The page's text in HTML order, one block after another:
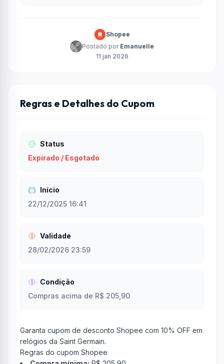
Shopee
Postado por Emanuelle
11 jan 2026
Regras e Detalhes do Cupom
Status
Expirado / Esgotado
Início
22/12/2025 16:41
Validade
28/02/2026 23:59
Condição
Compras acima de R$ 205,90
Garanta cupom de desconto Shopee com 10% OFF em
relógios da Saint Germain.
Regras do cupom Shopee